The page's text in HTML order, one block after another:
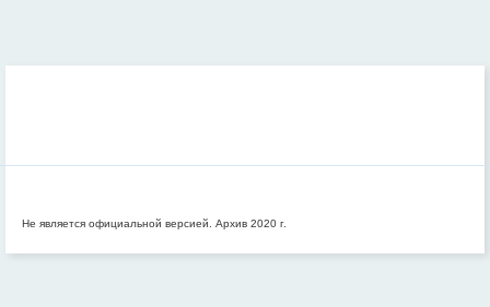
Не является официальной версией. Архив 2020 г.